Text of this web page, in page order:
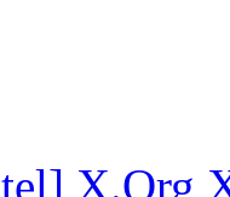
X.Org